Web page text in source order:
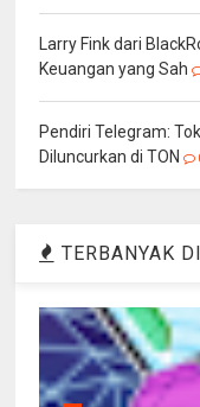
Larry Fink dari
Keuangan yang Sah
Pendiri Telegram:
Diluncurkan di TON
TERBANYAK